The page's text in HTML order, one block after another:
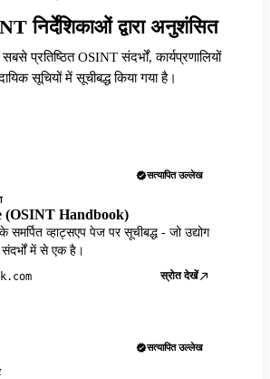
निर्देशिकाओं द्वारा अनुशंसित
प्रतिष्ठित OSINT संदर्भों, कार्यप्रणालियों
सूचियों में सूचीबद्ध किया गया है।
सत्यापित उल्लेख
(OSINT Handbook)
व्हाट्सएप पेज पर सूचीबद्ध - जो उद्योग
में से एक है।
स्रोत देखें
सत्यापित उल्लेख